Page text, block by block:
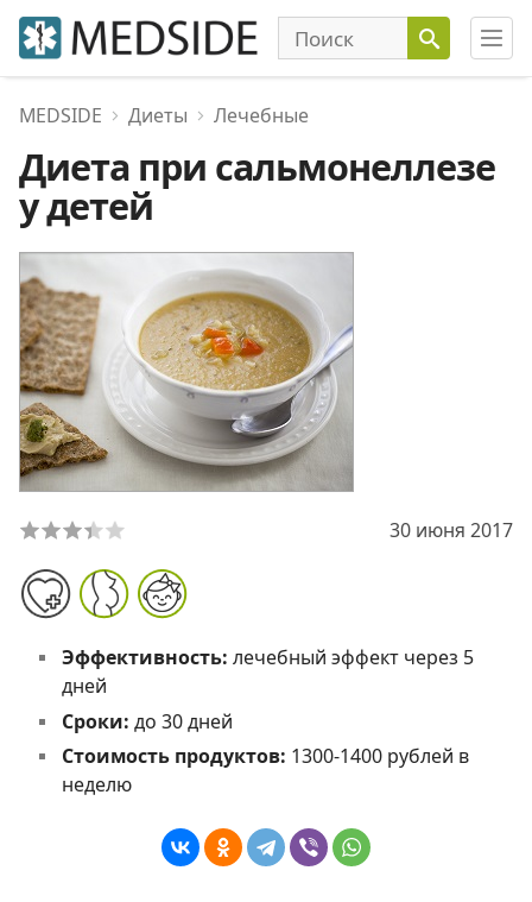
MEDSIDE Диеты Лечебные
Диета при сальмонеллезе
у детей
30 июня 2017
Эффективность: лечебный эффект через 5
дней
Сроки: до 30 дней
Стоимость продуктов: 1300-1400 рублей в
неделю